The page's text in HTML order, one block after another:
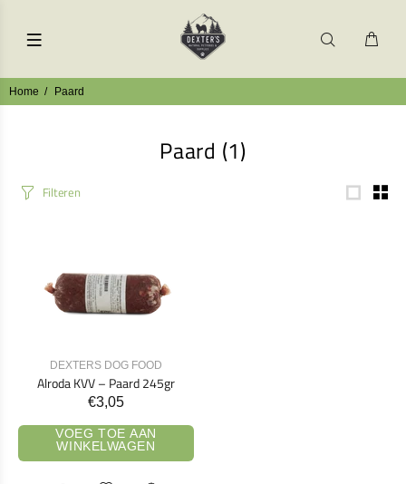
Home Paard
Paard (1)
Filteren
DEXTERS DOG FOOD
Alroda KVV – Paard 245gr
€3,05
VOEG TOE AAN
WINKELWAGEN